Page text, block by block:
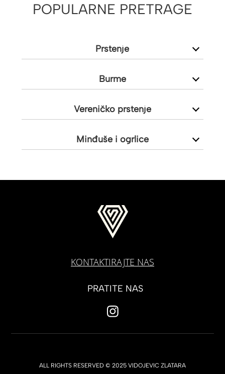
POPULARNE PRETRAGE
Prstenje
Burme
Vereničko prstenje
Minđuše i ogrlice
KONTAKTIRAJTE NAS
PRATITE NAS
ALL RIGHTS RESERVED © 2025 VIDOJEVIC ZLATARA